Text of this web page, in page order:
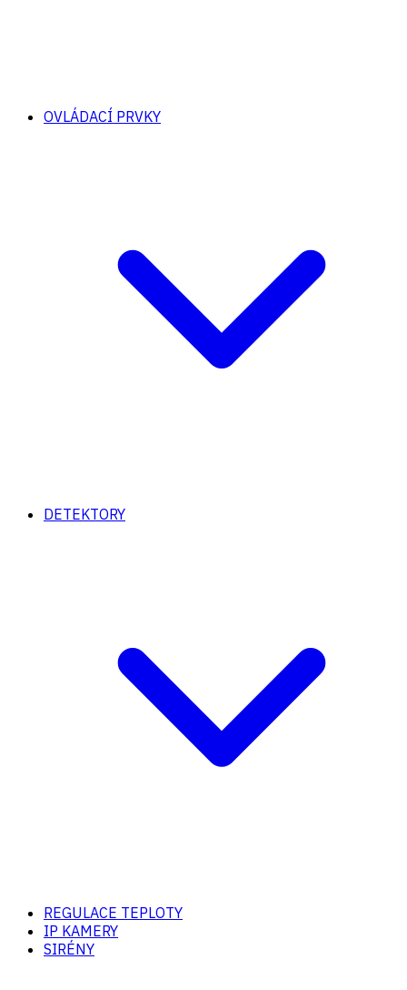
OVLÁDACÍ PRVKY
DETEKTORY
REGULACE TEPLOTY
IP KAMERY
SIRÉNY